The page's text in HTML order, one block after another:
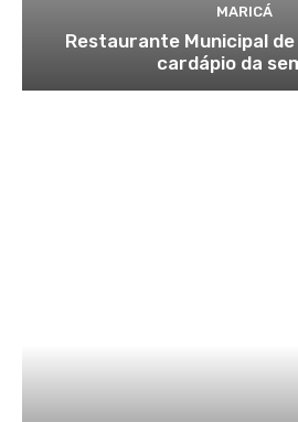
MARICÁ
Restaurante Municipal
cardápio da